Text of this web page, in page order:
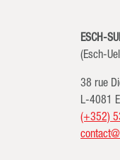
ESCH-
(Esch-
38 rue
L-4081
(+352)